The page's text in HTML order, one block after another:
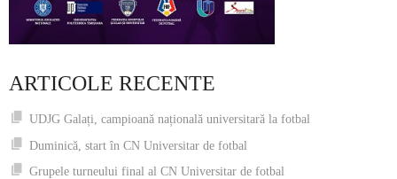
ARTICOLE RECENTE
UDJG Galați, campioană națională universitară la fotbal
Duminică, start în CN Universitar de fotbal
Grupele turneului final al CN Universitar de fotbal